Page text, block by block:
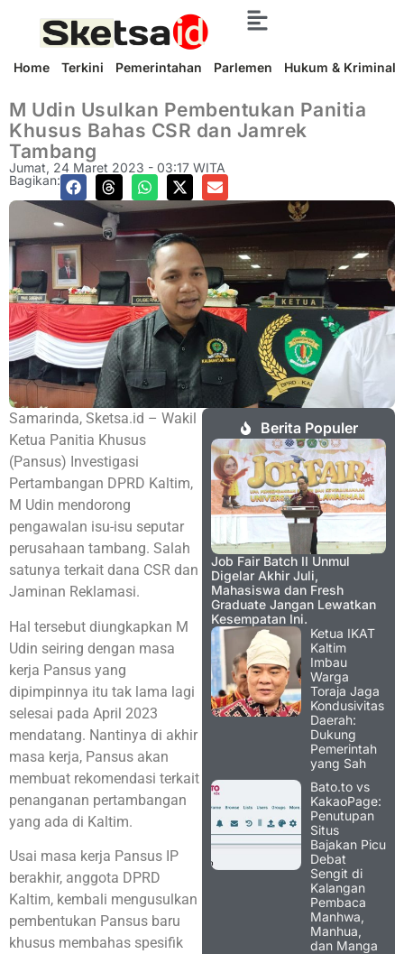
Home Terkini Pemerintahan Parlemen Hukum & Kriminal
M Udin Usulkan Pembentukan Panitia
Khusus Bahas CSR dan Jamrek
Tambang
Jumat, 24 Maret 2023 - 03:17 WITA
Bagikan:
Samarinda, Sketsa.id – Wakil
Ketua Panitia Khusus
(Pansus) Investigasi
Pertambangan DPRD Kaltim,
M Udin mendorong
pengawalan isu-isu seputar
perusahaan tambang. Salah
satunya terkait dana CSR dan
Jaminan Reklamasi.
Hal tersebut diungkapkan M
Udin seiring dengan masa
kerja Pansus yang
dipimpinnya itu tak lama lagi
selesai pada April 2023
mendatang. Nantinya di akhir
masa kerja, Pansus akan
membuat rekomendasi terkait
penanganan pertambangan
yang ada di Kaltim.
Usai masa kerja Pansus IP
berakhir, anggota DPRD
Kaltim, kembali mengusulkan
pembentukan Pansus baru
khusus membahas spesifik
Berita Populer
Job Fair Batch II Unmul
Digelar Akhir Juli,
Mahasiswa dan Fresh
Graduate Jangan Lewatkan
Kesempatan Ini.
Ketua IKAT
Kaltim
Imbau
Warga
Toraja Jaga
Kondusivitas
Daerah:
Dukung
Pemerintah
yang Sah
Bato.to vs
KakaoPage:
Penutupan
Situs
Bajakan Picu
Debat
Sengit di
Kalangan
Pembaca
Manhwa,
Manhua,
dan Manga